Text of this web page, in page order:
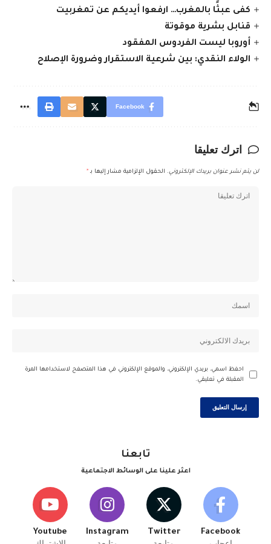
كفى عبثًا بالمغرب… ارفعوا أيديكم عن تمغربيت
قنابل بشرية موقوتة
أوروبا ليست الفردوس المفقود
الولاء النقدي: بين شرعية الاستقرار وضرورة الإصلاح
Facebook
اترك تعليقا
لن يتم نشر عنوان بريدك الإلكتروني. الحقول الإلزامية مشار إليها بـ *
احفظ اسمي، بريدي الإلكتروني، والموقع الإلكتروني في هذا المتصفح لاستخدامها المرة
المقبلة في تعليقي.
تابعنا
اعثر علينا على الوسائط الاجتماعية
Facebook
Twitter
Instagram
Youtube